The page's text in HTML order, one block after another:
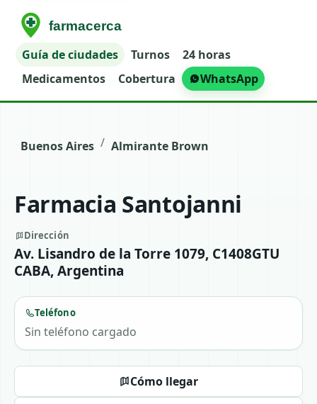
Guía de ciudades Turnos
24 horas
Medicamentos
Cobertura WhatsApp
Buenos Aires / Almirante Brown
Farmacia Santojanni
Dirección
Av. Lisandro de la Torre 1079, C1408GTU
CABA, Argentina
Teléfono
Sin teléfono cargado
Cómo llegar